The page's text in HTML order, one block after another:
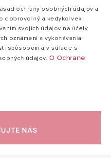
295 m³/h
24,7 / 29,4 kg
hodnoty nájdete v návode na použitie
ochrany osobných údajov a
dobrovoľný a kedykoľvek
svojich údajov na účely
oznámení a vykonávania
spôsobom a v súlade s
údajov. O Ochrane
NÁS